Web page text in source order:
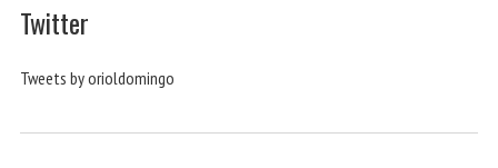
Twitter
Tweets by orioldomingo